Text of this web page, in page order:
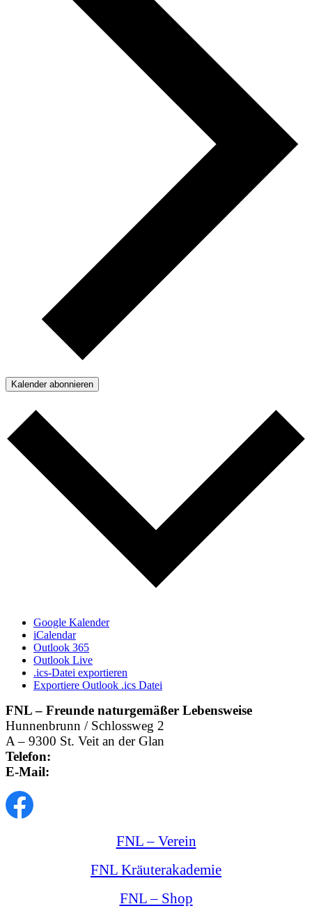
Kalender abonnieren
Google Kalender
iCalendar
Outlook 365
Outlook Live
.ics-Datei exportieren
Exportiere Outlook .ics Datei
FNL – Freunde naturgemäßer Lebensweise
Hunnenbrunn / Schlossweg 2
A – 9300 St. Veit an der Glan
Telefon:
E-Mail:
FNL – Verein
FNL Kräuterakademie
FNL – Shop